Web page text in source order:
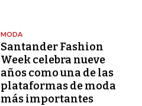
MODA
Santander Fashion
Week celebra nueve
años como una de las
plataformas de moda
más importantes